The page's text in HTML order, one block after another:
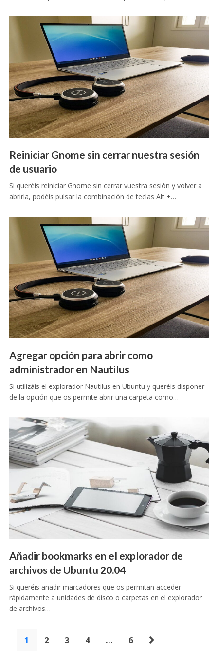
Reiniciar Gnome sin cerrar nuestra sesión
de usuario
Si queréis reiniciar Gnome sin cerrar vuestra sesión y volver a
abrirla, podéis pulsar la combinación de teclas Alt +…
Agregar opción para abrir como
administrador en Nautilus
Si utilizáis el explorador Nautilus en Ubuntu y queréis disponer
de la opción que os permite abrir una carpeta como…
Añadir bookmarks en el explorador de
archivos de Ubuntu 20.04
Si queréis añadir marcadores que os permitan acceder
rápidamente a unidades de disco o carpetas en el explorador
de archivos…
Paginación
1 2 3 4 … 6